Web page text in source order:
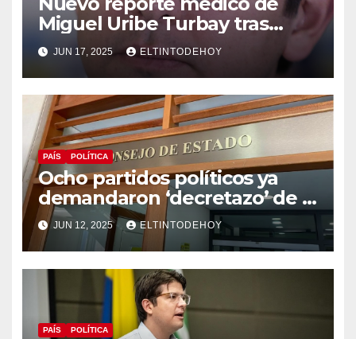
Miguel Uribe Turbay tras
operación de urgencia a la
que fue sometido
JUN 17, 2025 ELTINTODEHOY
PAÍS POLÍTICA
Ocho partidos políticos ya
demandaron ‘decretazo’ de la
consulta popular
JUN 12, 2025 ELTINTODEHOY
PAÍS POLÍTICA